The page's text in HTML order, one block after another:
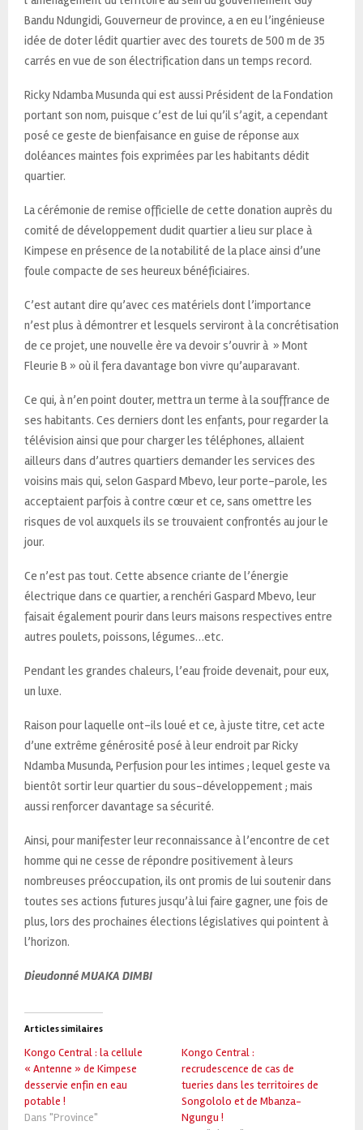
Bandu Ndungidi, Gouverneur de province, a en eu l’ingénieuse
idée de doter lédit quartier avec des tourets de 500 m de 35
carrés en vue de son électrification dans un temps record.
Ricky Ndamba Musunda qui est aussi Président de la Fondation
portant son nom, puisque c’est de lui qu’il s’agit, a cependant
posé ce geste de bienfaisance en guise de réponse aux
doléances maintes fois exprimées par les habitants dédit
quartier.
La cérémonie de remise officielle de cette donation auprès du
comité de développement dudit quartier a lieu sur place à
Kimpese en présence de la notabilité de la place ainsi d’une
foule compacte de ses heureux bénéficiaires.
C’est autant dire qu’avec ces matériels dont l’importance
n’est plus à démontrer et lesquels serviront à la concrétisation
de ce projet, une nouvelle ère va devoir s’ouvrir à » Mont
Fleurie B » où il fera davantage bon vivre qu’auparavant.
Ce qui, à n’en point douter, mettra un terme à la souffrance de
ses habitants. Ces derniers dont les enfants, pour regarder la
télévision ainsi que pour charger les téléphones, allaient
ailleurs dans d’autres quartiers demander les services des
voisins mais qui, selon Gaspard Mbevo, leur porte-parole, les
acceptaient parfois à contre cœur et ce, sans omettre les
risques de vol auxquels ils se trouvaient confrontés au jour le
jour.
Ce n’est pas tout. Cette absence criante de l’énergie
électrique dans ce quartier, a renchéri Gaspard Mbevo, leur
faisait également pourir dans leurs maisons respectives entre
autres poulets, poissons, légumes…etc.
Pendant les grandes chaleurs, l’eau froide devenait, pour eux,
un luxe.
Raison pour laquelle ont-ils loué et ce, à juste titre, cet acte
d’une extrême générosité posé à leur endroit par Ricky
Ndamba Musunda, Perfusion pour les intimes ; lequel geste va
bientôt sortir leur quartier du sous-développement ; mais
aussi renforcer davantage sa sécurité.
Ainsi, pour manifester leur reconnaissance à l’encontre de cet
homme qui ne cesse de répondre positivement à leurs
nombreuses préoccupation, ils ont promis de lui soutenir dans
toutes ses actions futures jusqu’à lui faire gagner, une fois de
plus, lors des prochaines élections législatives qui pointent à
l’horizon.
Dieudonné MUAKA DIMBI
Articles similaires
Kongo Central : la cellule
« Antenne » de Kimpese
desservie enfin en eau
potable !
Dans "Province"
Kongo Central :
recrudescence de cas de
tueries dans les territoires de
Songololo et de Mbanza-
Ngungu !